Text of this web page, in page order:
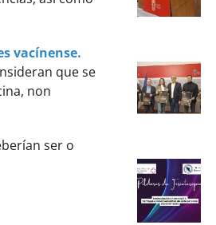
vacínense.
que se
non
ser o